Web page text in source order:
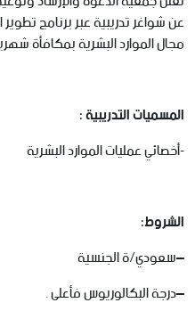
مجال الموارد البشرية بمكافأة شهرية 3000 ريال في منطقة
المسميات التدريبية :
-أخصائي عمليات الموارد البشرية
الشروط:
–سعودي/ةالجنسية
–درجةالبكالوريوسفأعلى.